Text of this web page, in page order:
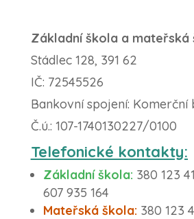
Základní škola a mateřská
Stádlec 128, 391 62
IČ: 72545526
Bankovní spojení: Komerční
Č.ú.: 107-1740130227/0100
Telefonické kontakty:
Základní škola: 380 123
607 935 164
Mateřská škola: 380 123